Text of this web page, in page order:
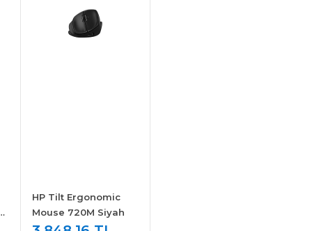
HP Tilt Ergonomic
Mouse 720M Siyah